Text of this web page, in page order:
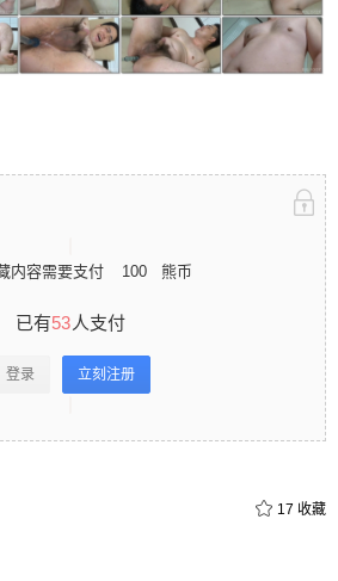
内容需要支付 100 熊币
已有53人支付
登录 立刻注册
17 收藏
付100熊币 已有53人支付 登录